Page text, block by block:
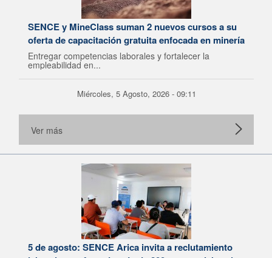
SENCE y MineClass suman 2 nuevos cursos a su
oferta de capacitación gratuita enfocada en minería
Entregar competencias laborales y fortalecer la
empleabilidad en...
Miércoles, 5 Agosto, 2026 - 09:11
Ver más
5 de agosto: SENCE Arica invita a reclutamiento